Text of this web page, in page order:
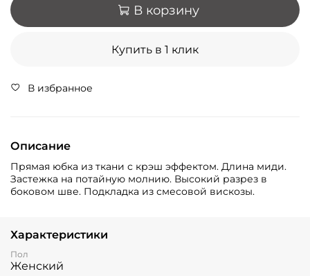
В корзину
Купить в 1 клик
В избранное
Описание
Прямая юбка из ткани с крэш эффектом. Длина миди.
Застежка на потайную молнию. Высокий разрез в
боковом шве. Подкладка из смесовой вискозы.
Характеристики
Пол
Женский